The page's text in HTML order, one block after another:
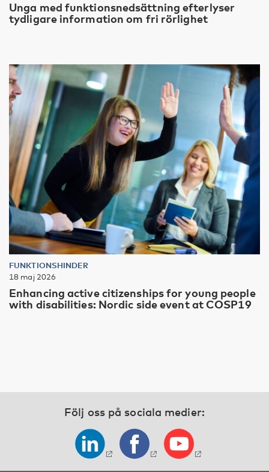
Unga med funktionsnedsättning efterlyser
tydligare information om fri rörlighet
FUNKTIONSHINDER
18 maj 2026
Enhancing active citizenships for young people
with disabilities: Nordic side event at COSP19
Följ oss på sociala medier: